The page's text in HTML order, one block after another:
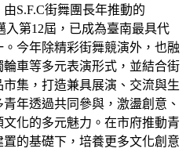
S.F.C街舞團長年推動的
入第12屆，已成為臺南最具代
今年除精彩街舞競演外，也融
車等多元表演形式，並結合街
集，打造兼具展演、交流與生
年透過共同參與，激盪創意、
化的多元魅力。在市府推動青
的基礎下，培養更多文化創意